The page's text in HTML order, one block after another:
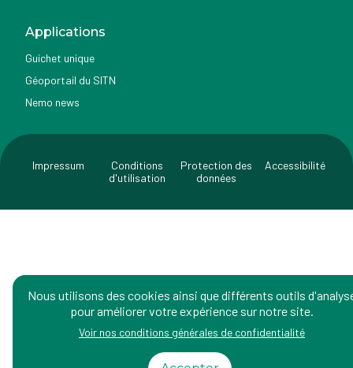
Applications
Guichet unique
Géoportail du SITN
Nemo news
Impressum
Conditions
d'utilisation
Protection des
données
Accessibilité
Nous utilisons des cookies ainsi que différents outils
pour améliorer votre expérience sur notre site.
Voir nos conditions générales de confidentialité